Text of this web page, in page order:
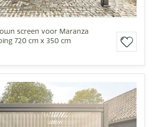
screen voor Maranza
720 cm x 350 cm